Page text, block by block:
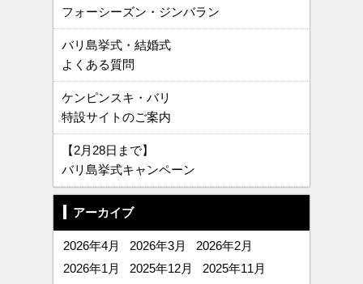
フォーシーズン・ジンバラン
バリ島挙式・結婚式
よくある質問
ケンピンスキ・バリ
特設サイトのご案内
【2月28日まで】
バリ島挙式キャンペーン
アーカイブ
2026年4月 2026年3月
2026年2月
2026年1月
2025年12月
2025年11月